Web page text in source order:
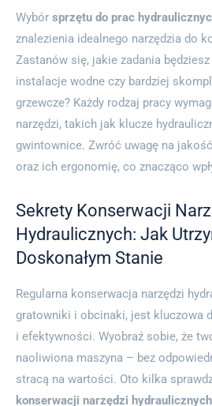
Wybór sprzętu do prac
znalezienia idealnego narzędzia do
Zastanów się, jakie zadania
instalacje wodne czy bardziej
grzewcze? Każdy rodzaj pracy
narzędzi, takich jak klucze
gwintownice. Zwróć uwagę na
oraz ich ergonomię, co znacząco
Sekrety Konserwacji
Hydraulicznych: Jak
Doskonałym Stanie
Regularna konserwacja narzędzi
gratowniki i obcinaki, jest kluczowa
i efektywności. Wyobraź sobie, że
naoliwiona maszyna – bez
stracą na wartości. Oto kilka
konserwacji narzędzi hydraulicznych